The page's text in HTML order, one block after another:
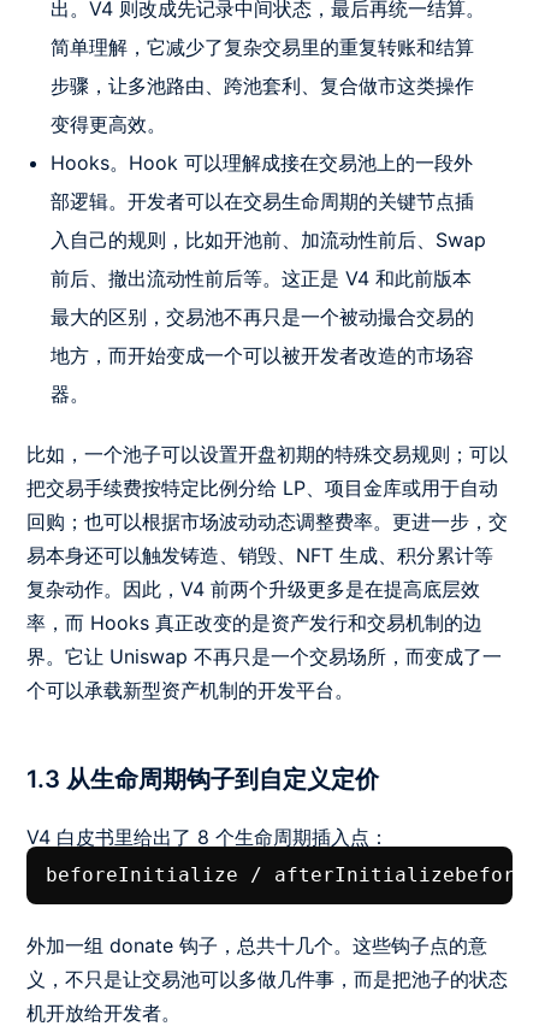
出。V4 则改成先记录中间状态，最后再统一结算。
简单理解，它减少了复杂交易里的重复转账和结算
步骤，让多池路由、跨池套利、复合做市这类操作
变得更高效。
Hooks。Hook 可以理解成接在交易池上的一段外
部逻辑。开发者可以在交易生命周期的关键节点插
入自己的规则，比如开池前、加流动性前后、Swap
前后、撤出流动性前后等。这正是 V4 和此前版本
最大的区别，交易池不再只是一个被动撮合交易的
地方，而开始变成一个可以被开发者改造的市场容
器。
比如，一个池子可以设置开盘初期的特殊交易规则；可以
把交易手续费按特定比例分给 LP、项目金库或用于自动
回购；也可以根据市场波动动态调整费率。更进一步，交
易本身还可以触发铸造、销毁、NFT 生成、积分累计等
复杂动作。因此，V4 前两个升级更多是在提高底层效
率，而 Hooks 真正改变的是资产发行和交易机制的边
界。它让 Uniswap 不再只是一个交易场所，而变成了一
个可以承载新型资产机制的开发平台。
1.3 从生命周期钩子到自定义定价
V4 白皮书里给出了 8 个生命周期插入点：
beforeInitialize /
外加一组 donate 钩子，总共十几个。这些钩子点的意
义，不只是让交易池可以多做几件事，而是把池子的状态
机开放给开发者。